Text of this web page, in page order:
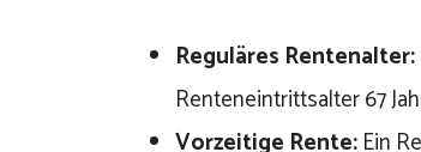
Reguläres Rentenalter:
Renteneintrittsalter 67
Vorzeitige Rente:Ein